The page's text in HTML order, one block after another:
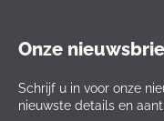
Onze
Schrijf u in voor onze
nieuwste details en